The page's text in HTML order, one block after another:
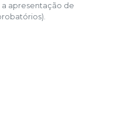
apresentação de